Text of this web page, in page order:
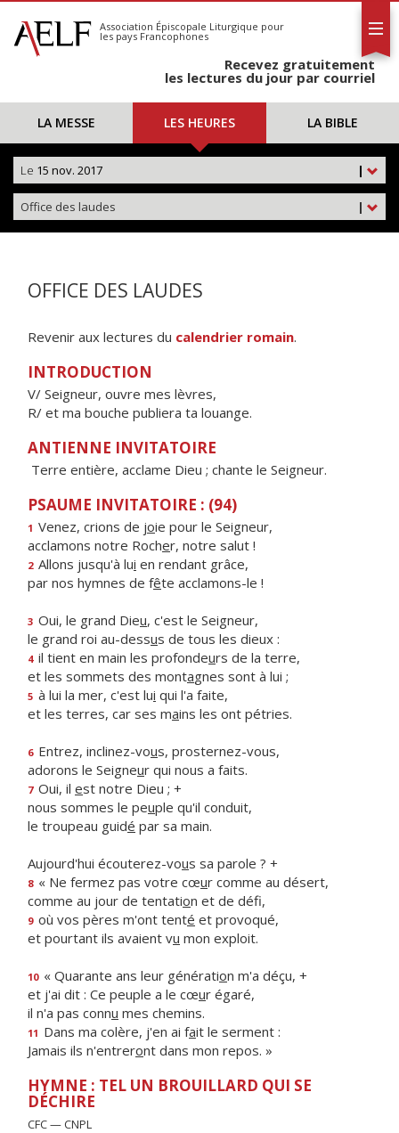
S'abonner
Calendrier
Association Épiscopale Liturgique pour
les pays Francophones
Recevez gratuitement
les lectures du jour par courriel
LA MESSE LES HEURES LA BIBLE
|
Le 15 nov. 2017
|
Office des laudes
OFFICE DES LAUDES
Revenir aux lectures du calendrier romain.
INTRODUCTION
V/ Seigneur, ouvre mes lèvres,
R/ et ma bouche publiera ta louange.
ANTIENNE INVITATOIRE
Terre entière, acclame Dieu ; chante le Seigneur.
PSAUME INVITATOIRE : (94)
1 Venez, crions de joie pour le Seigneur,
acclamons notre Rocher, notre salut !
2 Allons jusqu'à lui en rendant grâce,
par nos hymnes de fête acclamons-le !
3 Oui, le grand Dieu, c'est le Seigneur,
le grand roi au-dessus de tous les dieux :
4 il tient en main les profondeurs de la terre,
et les sommets des montagnes sont à lui ;
5 à lui la mer, c'est lui qui l'a faite,
et les terres, car ses mains les ont pétries.
6 Entrez, inclinez-vous, prosternez-vous,
adorons le Seigneur qui nous a faits.
7 Oui, il est notre Dieu ; +
nous sommes le peuple qu'il conduit,
le troupeau guidé par sa main.
Aujourd'hui écouterez-vous sa parole ? +
8 « Ne fermez pas votre cœur comme au désert,
comme au jour de tentation et de défi,
9 où vos pères m'ont tenté et provoqué,
et pourtant ils avaient vu mon exploit.
10 « Quarante ans leur génération m'a déçu, +
et j'ai dit : Ce peuple a le cœur égaré,
il n'a pas connu mes chemins.
11 Dans ma colère, j'en ai fait le serment :
Jamais ils n'entreront dans mon repos. »
HYMNE : TEL UN BROUILLARD QUI SE
DÉCHIRE
CFC — CNPL